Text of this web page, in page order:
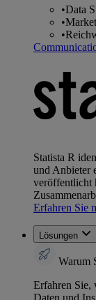
•Data
•
•
Statista R
und Anbieter
veröffentlicht
Erfahren Sie
Lösungen
Warum
Erfahren Sie,
Daten und